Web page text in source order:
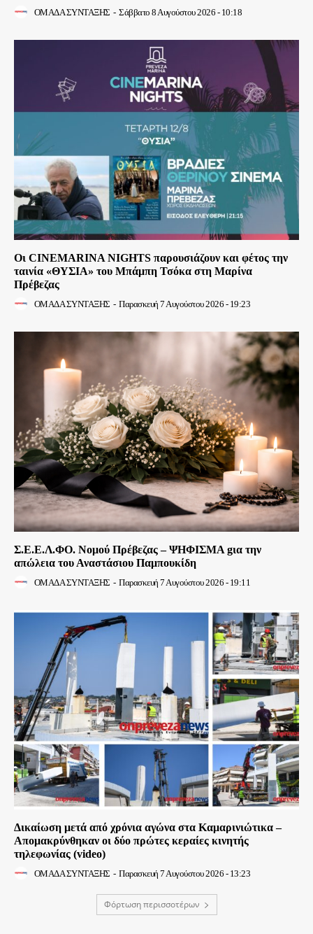
ΟΜΑΔΑ ΣΥΝΤΑΞΗΣ - Σάββατο 8 Αυγούστου 2026 - 10:18
Οι CINEMARINA NIGHTS παρουσιάζουν και φέτος την
ταινία «ΘΥΣΙΑ» του Μπάμπη Τσόκα στη Μαρίνα
Πρέβεζας
ΟΜΑΔΑ ΣΥΝΤΑΞΗΣ - Παρασκευή 7 Αυγούστου 2026 - 19:23
Σ.Ε.Ε.Λ.ΦΟ. Νομού Πρέβεζας – ΨΗΦΙΣΜΑ gια την
απώλεια του Αναστάσιου Παμπουκίδη
ΟΜΑΔΑ ΣΥΝΤΑΞΗΣ - Παρασκευή 7 Αυγούστου 2026 - 19:11
Δικαίωση μετά από χρόνια αγώνα στα Καμαρινιώτικα –
Απομακρύνθηκαν οι δύο πρώτες κεραίες κινητής
τηλεφωνίας (video)
ΟΜΑΔΑ ΣΥΝΤΑΞΗΣ - Παρασκευή 7 Αυγούστου 2026 - 13:23
Φόρτωση περισσοτέρων